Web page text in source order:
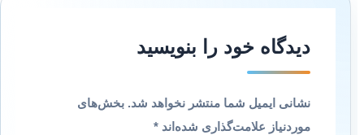
دیدگاه‌ خود را بنویسید
نشانی ایمیل شما منتشر نخواهد شد. بخش‌های
موردنیاز علامت‌گذاری شده‌اند*